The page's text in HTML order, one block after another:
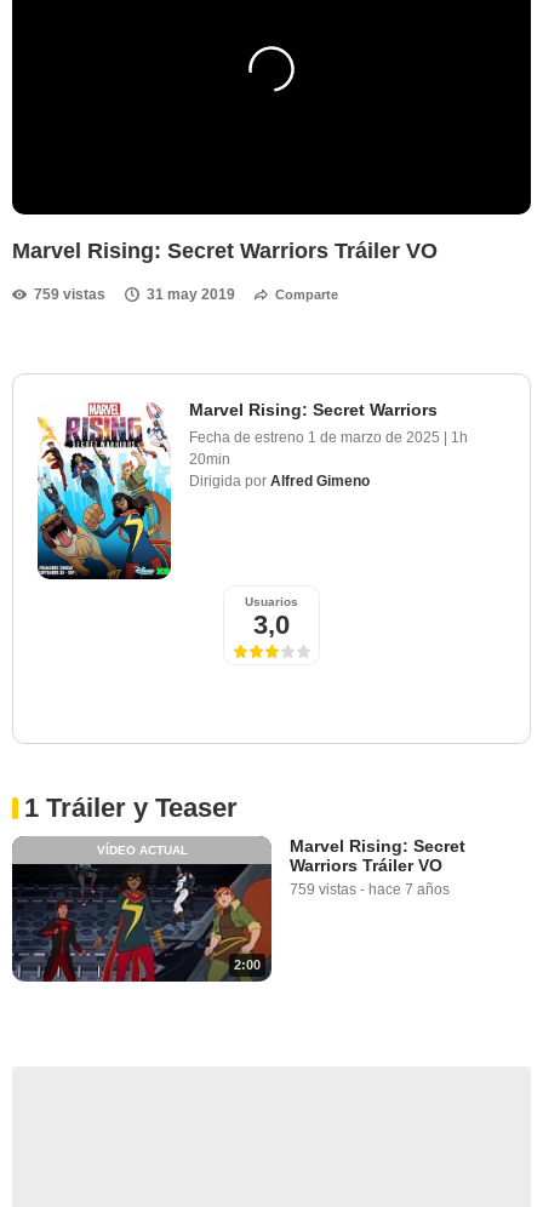
Marvel Rising: Secret Warriors Tráiler VO
759 vistas 31 may 2019 Comparte
Marvel Rising: Secret Warriors
Fecha de estreno 1 de marzo de 2025 | 1h
20min
Dirigida por Alfred Gimeno
Usuarios
3,0
1 Tráiler y Teaser
2:00
VÍDEO ACTUAL
Marvel Rising: Secret
Warriors Tráiler VO
759 vistas - hace 7 años